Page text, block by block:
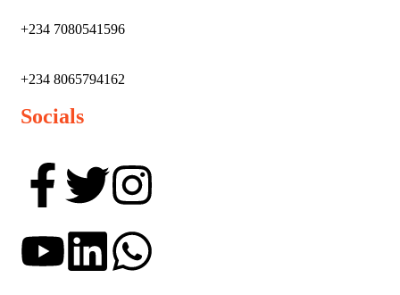
+234 7080541596
+234 8065794162
Socials